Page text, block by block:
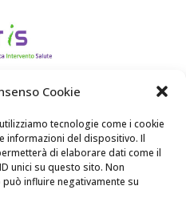
Cookie
tecnologie come i cookie
informazioni del dispositivo. Il
di elaborare dati come il
unici su questo sito. Non
influire negativamente su
srl Società Benefit